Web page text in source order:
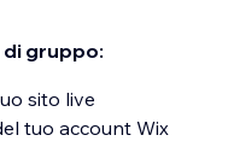
di gruppo:
sito live
tuo account Wix